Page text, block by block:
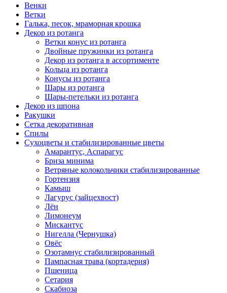
Венки
Ветки
Галька, песок, мраморная крошка
Декор из ротанга
Ветки конус из ротанга
Двойные пружинки из ротанга
Декор из ротанга в ассортименте
Кольца из ротанга
Конусы из ротанга
Шары из ротанга
Шары-петельки из ротанга
Декор из шпона
Ракушки
Сетка декоративная
Спилы
Сухоцветы и стабилизированные цветы
Амарантус, Аспарагус
Бриза минима
Ветряные колокольчики стабилизированные
Гортензия
Камыш
Лагурус (зайцехвост)
Лён
Лимонеум
Мискантус
Нигелла (Чернушка)
Овёс
Озотамнус стабилизированный
Пампасная трава (кортадерия)
Пшеница
Сетария
Скабиоза